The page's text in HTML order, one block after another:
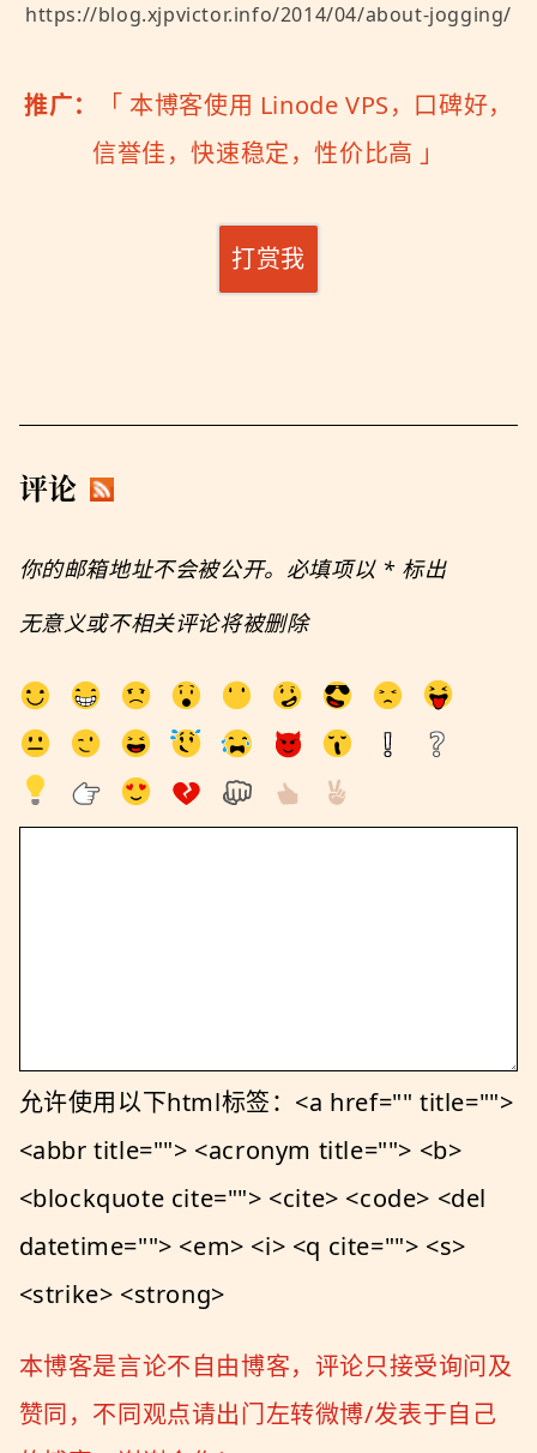
https://blog.xjpvictor.info/2014/04/about-jogging/
推广： 「 本博客使用 Linode VPS，口碑好，
信誉佳，快速稳定，性价比高 」
打赏我
评论
你的邮箱地址不会被公开。必填项以 *标出
无意义或不相关评论将被删除
允许使用以下html标签：<a href="" title="">
<abbr title=""> <acronym title=""> <b>
<blockquote cite=""> <cite> <code> <del
datetime=""> <em> <i> <q cite=""> <s>
<strike> <strong>
本博客是言论不自由博客，评论只接受询问及
赞同，不同观点请出门左转微博/发表于自己